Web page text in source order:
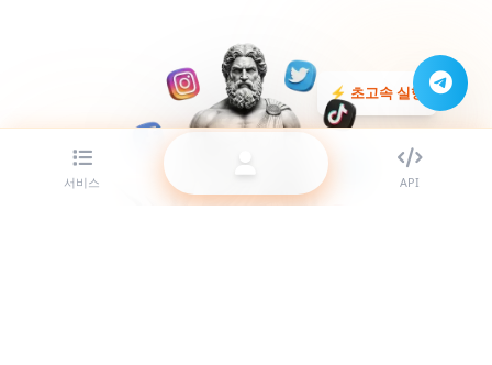
⚡ 초고속 실행
서비스 API